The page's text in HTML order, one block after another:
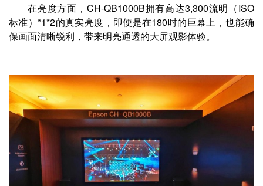
在亮度方面，CH-QB1000B拥有高达3,300流明（ISO
标准）*1*2的真实亮度，即便是在180吋的巨幕上，也能确
保画面清晰锐利，带来明亮通透的大屏观影体验。